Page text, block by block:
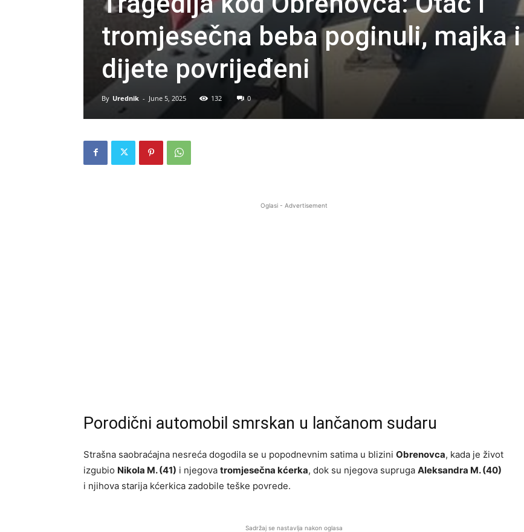
tromjesečna beba poginuli, majka i
dijete povrijeđeni
By Urednik - June 5, 2025 132 0
Oglasi - Advertisement
Porodični automobil smrskan u lančanom sudaru
Strašna saobraćajna nesreća dogodila se u popodnevnim satima u blizini Obrenovca, kada je život
izgubio Nikola M. (41) i njegova tromjesečna kćerka, dok su njegova supruga Aleksandra M. (40)
i njihova starija kćerkica zadobile teške povrede.
Sadržaj se nastavlja nakon oglasa